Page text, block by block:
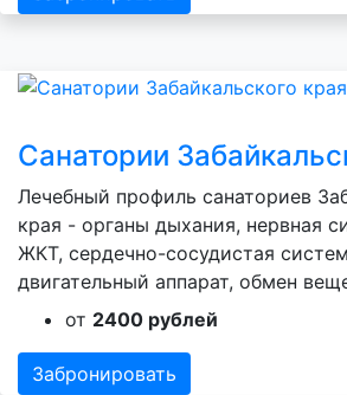
Санатории
Лечебный профиль санаториев
края - органы дыхания, нервная
ЖКТ, сердечно-сосудистая
двигательный аппарат, обмен
от 2400 рублей
Забронировать